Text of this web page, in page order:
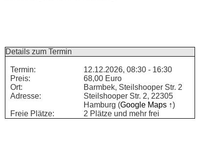
Details zum Termin
Termin:
12.12.2026, 08:30 - 16:30
Preis:
68,00 Euro
Ort:
Barmbek, Steilshooper Str. 2
Adresse:
Steilshooper Str. 2, 22305
Hamburg (Google Maps ↑)
Freie Plätze:
2 Plätze und mehr frei